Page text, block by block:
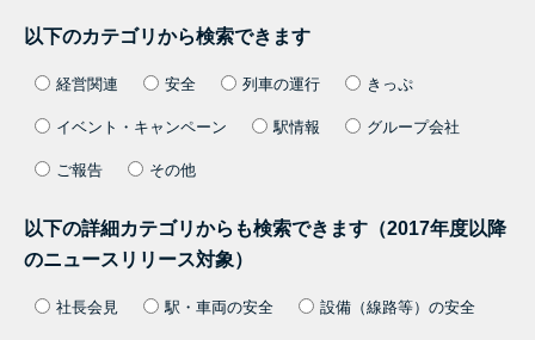
以下のカテゴリから検索できます
経営関連 安全 列車の運行 きっぷ
イベント・キャンペーン 駅情報 グループ会社
ご報告 その他
以下の詳細カテゴリからも検索できます（2017年度以降
のニュースリリース対象）
社長会見 駅・車両の安全 設備（線路等）の安全